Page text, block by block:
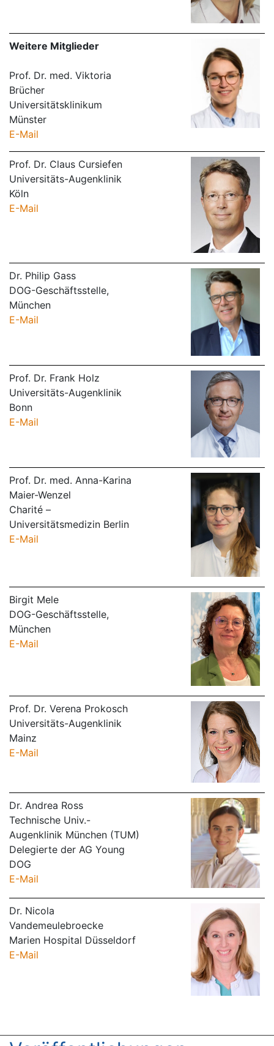
Weitere Mitglieder
Prof. Dr. med. Viktoria
Brücher
Universitätsklinikum
Münster
E-Mail
Prof. Dr. Claus Cursiefen
Universitäts-Augenklinik
Köln
E-Mail
Dr. Philip Gass
DOG-Geschäftsstelle,
München
E-Mail
Prof. Dr. Frank Holz
Universitäts-Augenklinik
Bonn
E-Mail
Prof. Dr. med. Anna-Karina
Maier-Wenzel
Charité –
Universitätsmedizin Berlin
E-Mail
Birgit Mele
DOG-Geschäftsstelle,
München
E-Mail
Prof. Dr. Verena Prokosch
Universitäts-Augenklinik
Mainz
E-Mail
Dr. Andrea Ross
Technische Univ.-
Augenklinik München (TUM)
Delegierte der AG Young
DOG
E-Mail
Dr. Nicola
Vandemeulebroecke
Marien Hospital Düsseldorf
E-Mail